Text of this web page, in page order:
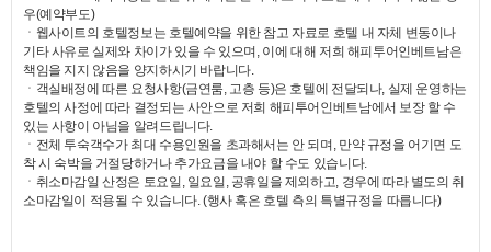
우(예약부도)
ㆍ웹사이트의 호텔정보는 호텔예약을 위한 참고 자료로 호텔 내 자체 변동이나
기타 사유로 실제와 차이가 있을 수 있으며, 이에 대해 저희 해피투어인베트남은
책임을 지지 않음을 양지하시기 바랍니다.
ㆍ객실배정에 따른 요청사항(금연룸, 고층 등)은 호텔에 전달되나, 실제 운영하는
호텔의 사정에 따라 결정되는 사안으로 저희 해피투어인베트남에서 보장 할 수
있는 사항이 아님을 알려드립니다.
ㆍ전체 투숙객수가 최대 수용인원을 초과해서는 안 되며, 만약 규정을 어기면 도
착 시 숙박을 거절당하거나 추가요금을 내야 할 수도 있습니다.
ㆍ취소마감일 산정은 토요일, 일요일, 공휴일을 제외하고, 경우에 따라 별도의 취
소마감일이 적용될 수 있습니다. (행사 혹은 호텔 측의 특별규정을 따릅니다)